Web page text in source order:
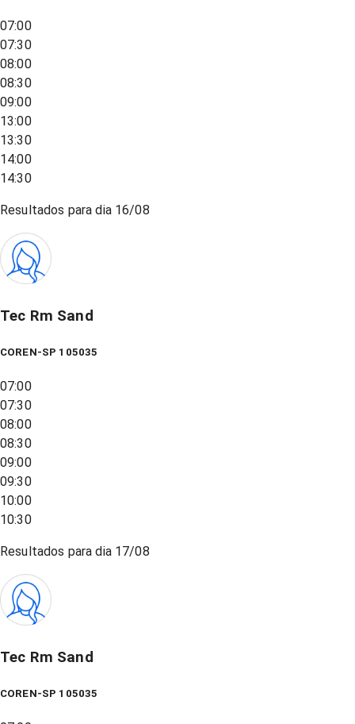
07:00
07:30
08:00
08:30
09:00
13:00
13:30
14:00
14:30
Resultados para dia 16/08
Tec Rm Sand
COREN-SP 105035
07:00
07:30
08:00
08:30
09:00
09:30
10:00
10:30
Resultados para dia 17/08
Tec Rm Sand
COREN-SP 105035